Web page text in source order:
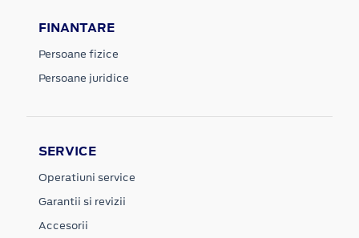
FINANTARE
Persoane fizice
Persoane juridice
SERVICE
Operatiuni service
Garantii si revizii
Accesorii